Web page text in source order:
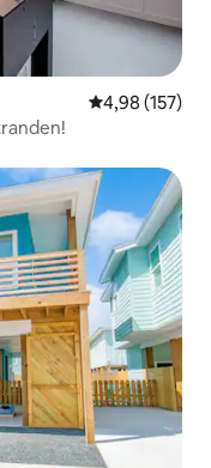
4,98 ud af 5 i
4,98 (157)